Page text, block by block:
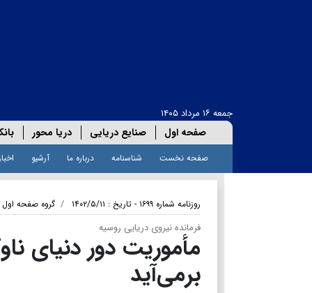
جمعه ۱۶ مرداد ۱۴۰۵
صفحه اول صنایع دریایی دریا محور
صفحه نخست شناسنامه درباره ما آرشیو
روزنامه شماره ۱۶۹۹ - تاریخ : ۱۴۰۲/۵/۱۱ گروه صفحه اول
فرمانده نیروی دریایی روسیه
مأموریت دور دنیای
برمی‌آید